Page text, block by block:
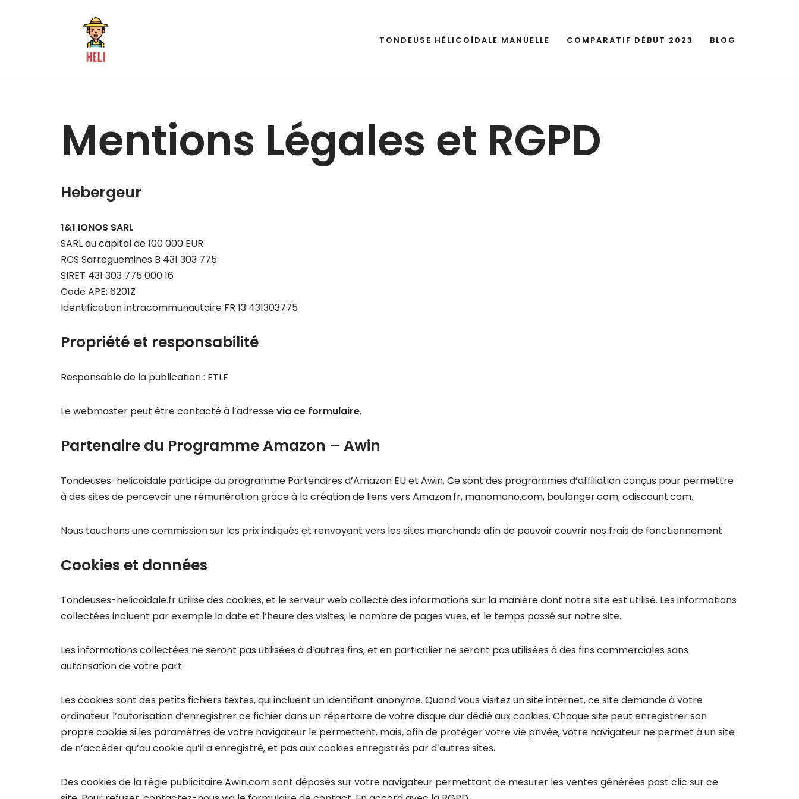
TONDEUSE HÉLICOÏDALE MANUELLE COMPARATIF DÉBUT 2023 BLOG
Mentions Légales et RGPD
Hebergeur
1&1 IONOS SARL
SARL au capital de 100 000 EUR
RCS Sarreguemines B 431 303 775
SIRET 431 303 775 000 16
Code APE: 6201Z
Identification intracommunautaire FR 13 431303775
Propriété et responsabilité
Responsable de la publication : ETLF
Le webmaster peut être contacté à l’adressevia ce formulaire.
Partenaire du Programme Amazon – Awin
Tondeuses-helicoidale participe au programme Partenaires d’Amazon EU et Awin. Ce sont des programmes d’affiliation conçus pour permettre
à des sites de percevoir une rémunération grâce à la création de liens vers Amazon.fr, manomano.com, boulanger.com, cdiscount.com.
Nous touchons une commission sur les prix indiqués et renvoyant vers les sites marchands afin de pouvoir couvrir nos frais de fonctionnement.
Cookies et données
Tondeuses-helicoidale.fr utilise des cookies, et le serveur web collecte des informations sur la manière dont notre site est utilisé. Les informations
collectées incluent par exemple la date et l’heure des visites, le nombre de pages vues, et le temps passé sur notre site.
Les informations collectées ne seront pas utilisées à d’autres fins, et en particulier ne seront pas utilisées à des fins commerciales sans
autorisation de votre part.
Les cookies sont des petits fichiers textes, qui incluent un identifiant anonyme. Quand vous visitez un site internet, ce site demande à votre
ordinateur l’autorisation d’enregistrer ce fichier dans un répertoire de votre disque dur dédié aux cookies. Chaque site peut enregistrer son
propre cookie si les paramètres de votre navigateur le permettent, mais, afin de protéger votre vie privée, votre navigateur ne permet à un site
de n’accéder qu’au cookie qu’il a enregistré, et pas aux cookies enregistrés par d’autres sites.
Des cookies de la régie publicitaire Awin.com sont déposés sur votre navigateur permettant de mesurer les ventes générées post clic sur ce